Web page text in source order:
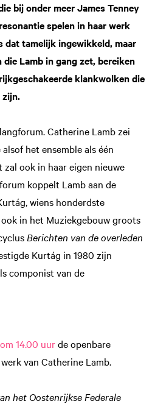
bij onder meer James Tenney
spelen in haar werk
dat tamelijk ingewikkeld, maar
Lamb in gang zet, bereiken
klankwolken die
zijn.
Catherine Lamb zei
het ensemble als één
zal ook in haar eigen nieuwe
koppelt Lamb aan de
wiens honderdste
in het Muziekgebouw groots
Berichten van de overleden
Kurtág in 1980 zijn
componist van de
14.00 uurde openbare
van Catherine Lamb.
het Oostenrijkse Federale